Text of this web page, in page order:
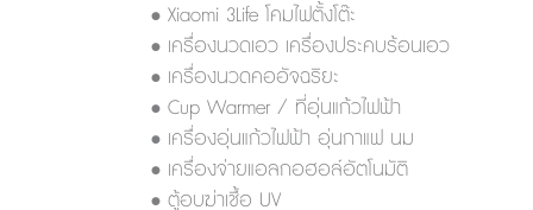
• Xiaomi 3Life โคมไฟตั้งโต๊ะ
• เครื่องนวดเอว เครื่องประคบร้อนเอว
• เครื่องนวดคออัจฉริยะ
• Cup Warmer / ที่อุ่นแก้วไฟฟ้า
• เครื่องอุ่นแก้วไฟฟ้า อุ่นกาแฟ นม
• เครื่องจ่ายแอลกอฮอล์อัตโนมัติ
• ตู้อบฆ่าเชื้อ UV